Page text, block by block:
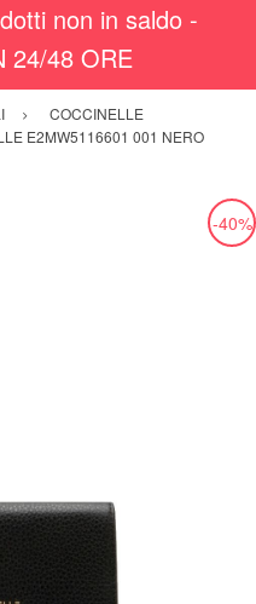
non in saldo -
24/48 ORE
COCCINELLE
E2MW5116601 001 NERO
-40%